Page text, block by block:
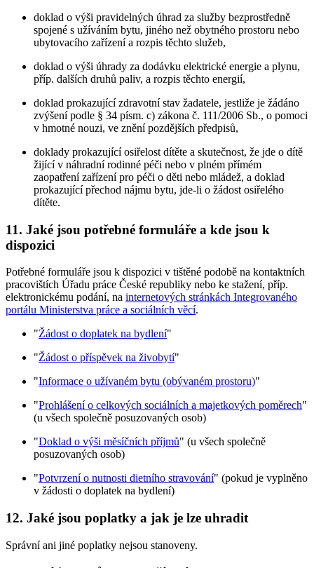
doklad o výši pravidelných úhrad za služby bezprostředně
spojené s užíváním bytu, jiného než obytného prostoru nebo
ubytovacího zařízení a rozpis těchto služeb,
doklad o výši úhrady za dodávku elektrické energie a plynu,
příp. dalších druhů paliv, a rozpis těchto energií,
doklad prokazující zdravotní stav žadatele, jestliže je žádáno
zvýšení podle § 34 písm. c) zákona č. 111/2006 Sb., o pomoci
v hmotné nouzi, ve znění pozdějších předpisů,
doklady prokazující osiřelost dítěte a skutečnost, že jde o dítě
žijící v náhradní rodinné péči nebo v plném přímém
zaopatření zařízení pro péči o děti nebo mládež, a doklad
prokazující přechod nájmu bytu, jde-li o žádost osiřelého
dítěte.
11. Jaké jsou potřebné formuláře a kde jsou k
dispozici
Potřebné formuláře jsou k dispozici v tištěné podobě na kontaktních
pracovištích Úřadu práce České republiky nebo ke stažení, příp.
elektronickému podání, na internetových stránkách Integrovaného
portálu Ministerstva práce a sociálních věcí.
"Žádost o doplatek na bydlení"
"Žádost o příspěvek na živobytí"
"Informace o užívaném bytu (obývaném prostoru)"
"Prohlášení o celkových sociálních a majetkových poměrech"
(u všech společně posuzovaných osob)
"Doklad o výši měsíčních příjmů" (u všech společně
posuzovaných osob)
"Potvrzení o nutnosti dietního stravování" (pokud je vyplněno
v žádosti o doplatek na bydlení)
12. Jaké jsou poplatky a jak je lze uhradit
Správní ani jiné poplatky nejsou stanoveny.